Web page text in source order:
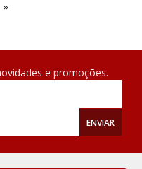
e promoções.
ENVIAR